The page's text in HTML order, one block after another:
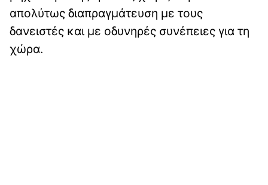
απολύτως διαπραγμάτευση με τους
δανειστές και με οδυνηρές συνέπειες για τη
χώρα.